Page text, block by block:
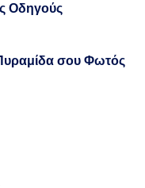
Οδηγούς
σου Φωτός